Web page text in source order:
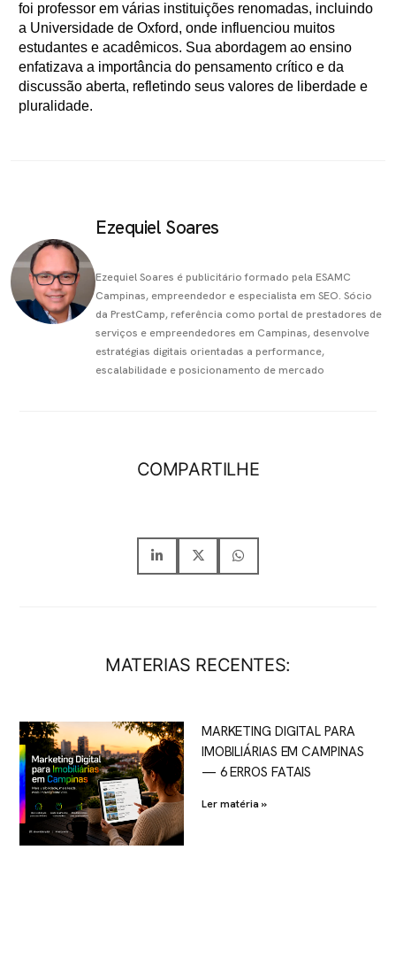
foi professor em várias instituições renomadas, incluindo
a Universidade de Oxford, onde influenciou muitos
estudantes e acadêmicos. Sua abordagem ao ensino
enfatizava a importância do pensamento crítico e da
discussão aberta, refletindo seus valores de liberdade e
pluralidade.
Ezequiel Soares
Ezequiel Soares é publicitário formado pela ESAMC
Campinas, empreendedor e especialista em SEO. Sócio
da PrestCamp, referência como portal de prestadores de
serviços e empreendedores em Campinas, desenvolve
estratégias digitais orientadas a performance,
escalabilidade e posicionamento de mercado
COMPARTILHE
MATERIAS RECENTES:
MARKETING DIGITAL PARA
IMOBILIÁRIAS EM CAMPINAS
— 6 ERROS FATAIS
Ler matéria »